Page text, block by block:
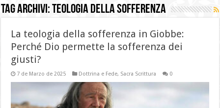
Tag Archivi:teologia della sofferenza
La teologia della sofferenza in Giobbe:
Perché Dio permette la sofferenza dei
giusti?
7 de Marzo de 2025 Dottrina e Fede, Sacra Scrittura 0